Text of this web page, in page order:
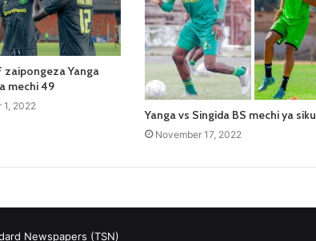
zaipongeza Yanga
mechi 49
1, 2022
Yanga vs Singida BS mechi ya siku
November 17, 2022
Newspapers (TSN)